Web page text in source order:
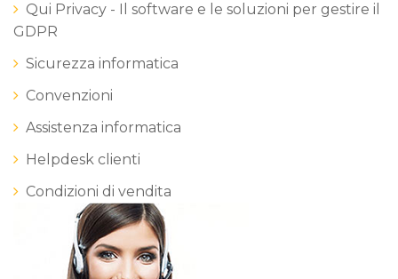
Qui Privacy - Il software e le soluzioni per gestire il
GDPR
Sicurezza informatica
Convenzioni
Assistenza informatica
Helpdesk clienti
Condizioni di vendita